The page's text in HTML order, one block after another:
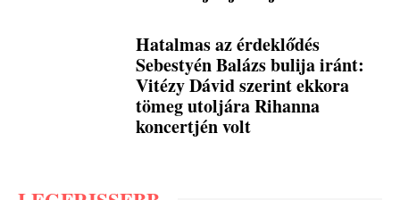
Hatalmas az érdeklődés
Sebestyén Balázs bulija iránt:
Vitézy Dávid szerint ekkora
tömeg utoljára Rihanna
koncertjén volt